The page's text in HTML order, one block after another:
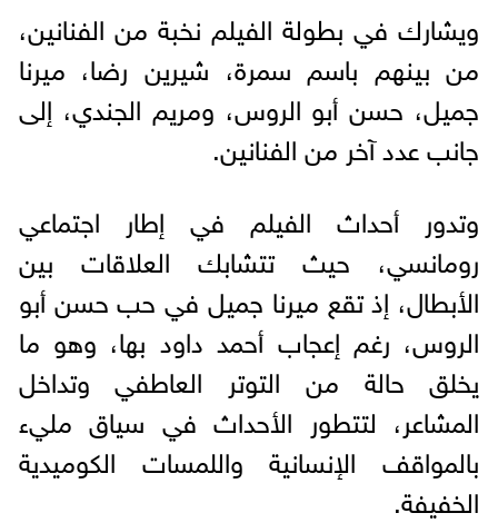
ويشارك في بطولة الفيلم نخبة من الفنانين،
من بينهم باسم سمرة، شيرين رضا، ميرنا
جميل، حسن أبو الروس، ومريم الجندي، إلى
جانب عدد آخر من الفنانين.
وتدور أحداث الفيلم في إطار اجتماعي
رومانسي، حيث تتشابك العلاقات بين
الأبطال، إذ تقع ميرنا جميل في حب حسن أبو
الروس، رغم إعجاب أحمد داود بها، وهو ما
يخلق حالة من التوتر العاطفي وتداخل
المشاعر، لتتطور الأحداث في سياق مليء
بالمواقف الإنسانية واللمسات الكوميدية
الخفيفة.